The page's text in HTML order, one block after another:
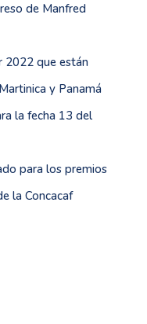
de Manfred
2022 que están
y Panamá
la fecha 13 del
para los premios
la Concacaf